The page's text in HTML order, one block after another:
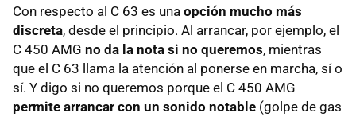
Con respecto al C 63 es una opción mucho más
discreta, desde el principio. Al arrancar, por ejemplo, el
C 450 AMG no da la nota si no queremos, mientras
que el C 63 llama la atención al ponerse en marcha, sí o
sí. Y digo si no queremos porque el C 450 AMG
permite arrancar con un sonido notable (golpe de gas